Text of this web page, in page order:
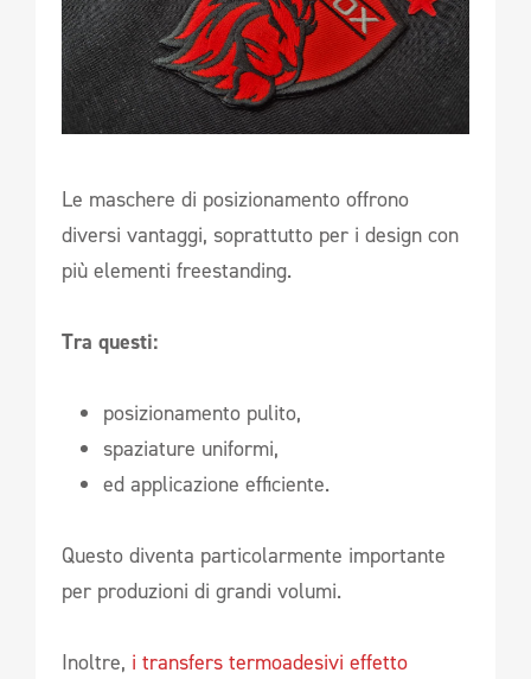
Le maschere di posizionamento offrono
diversi vantaggi, soprattutto per i design con
più elementi freestanding.
Tra questi:
posizionamento pulito,
spaziature uniformi,
ed applicazione efficiente.
Questo diventa particolarmente importante
per produzioni di grandi volumi.
Inoltre, i transfers termoadesivi effetto